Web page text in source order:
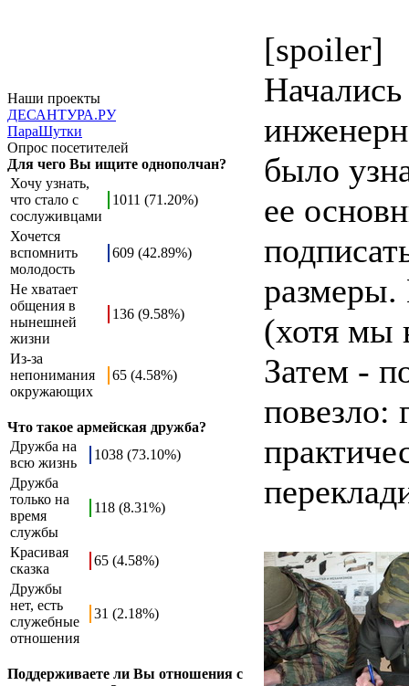
Наши проекты
ДЕСАНТУРА.РУ
ПараШутки
Опрос посетителей
Для чего Вы ищите однополчан?
Хочу узнать,
что стало с
сослуживцами
1011 (71.20%)
Хочется
вспомнить
молодость
609 (42.89%)
Не хватает
общения в
нынешней
жизни
136 (9.58%)
Из-за
непонимания
окружающих
65 (4.58%)
Что такое армейская дружба?
Дружба на
всю жизнь
1038 (73.10%)
Дружба
только на
время
службы
118 (8.31%)
Красивая
сказка
65 (4.58%)
Дружбы
нет, есть
служебные
отношения
31 (2.18%)
Поддерживаете ли Вы отношения с
[spoiler]
было
ее
размеры.
(хотя мы
Затем -
повезло: